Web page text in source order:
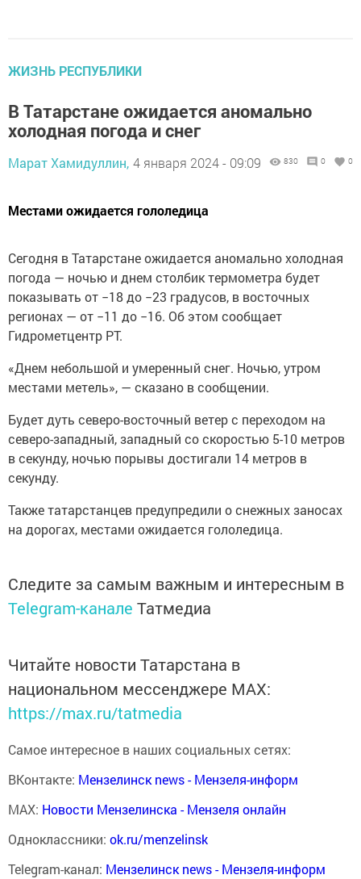
ЖИЗНЬ РЕСПУБЛИКИ
В Татарстане ожидается аномально
холодная погода и снег
Марат Хамидуллин, 4 января 2024 - 09:09 830 0 0
Местами ожидается гололедица
Сегодня в Татарстане ожидается аномально холодная
погода — ночью и днем столбик термометра будет
показывать от −18 до −23 градусов, в восточных
регионах — от −11 до −16. Об этом сообщает
Гидрометцентр РТ.
«Днем небольшой и умеренный снег. Ночью, утром
местами метель», — сказано в сообщении.
Будет дуть северо-восточный ветер с переходом на
северо-западный, западный со скоростью 5-10 метров
в секунду, ночью порывы достигали 14 метров в
секунду.
Также татарстанцев предупредили о снежных заносах
на дорогах, местами ожидается гололедица.
Следите за самым важным и интересным в
Telegram-канале Татмедиа
Читайте новости Татарстана в
национальном мессенджере MАХ:
https://max.ru/tatmedia
Самое интересное в наших социальных сетях:
ВКонтакте: Мензелинск news - Мензеля-информ
MAX: Новости Мензелинска - Мензеля онлайн
Одноклассники: ok.ru/menzelinsk
Telegram-канал: Мензелинск news - Мензеля-информ